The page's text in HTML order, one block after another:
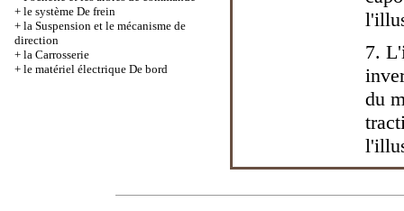
+ le système De frein
+ la Suspension et le mécanisme de
direction
+ la Carrosserie
+ le matériel électrique De bord
7.
du